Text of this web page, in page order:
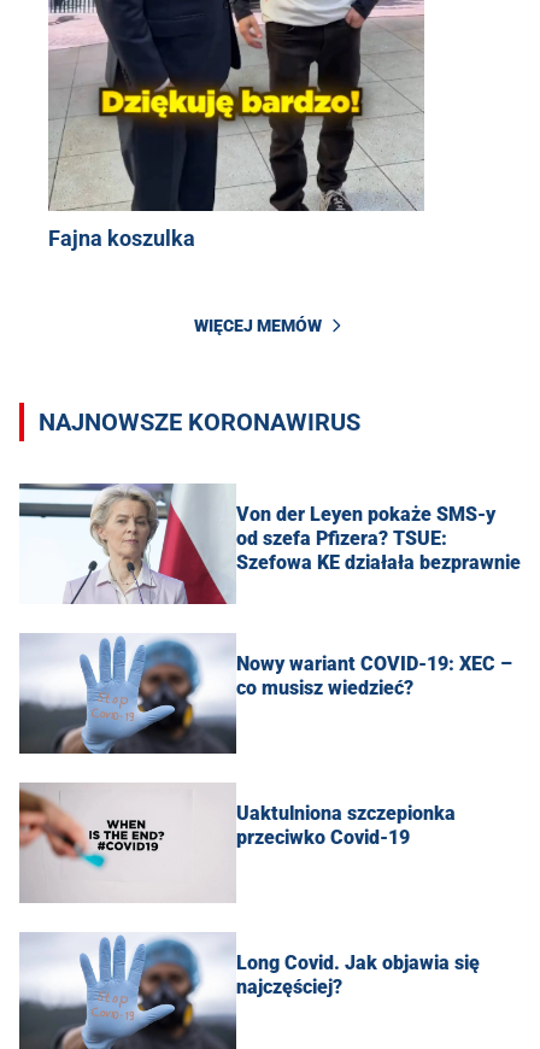
Fajna koszulka
WIĘCEJ MEMÓW
NAJNOWSZE KORONAWIRUS
Von der Leyen pokaże SMS-y
od szefa Pfizera? TSUE:
Szefowa KE działała bezprawnie
Nowy wariant COVID-19: XEC –
co musisz wiedzieć?
Uaktulniona szczepionka
przeciwko Covid-19
Long Covid. Jak objawia się
najczęściej?